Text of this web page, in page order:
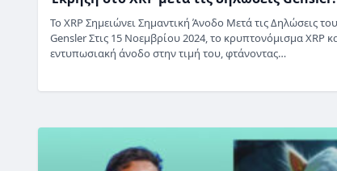
Το XRP Σημειώνει Σημαντική Άνοδο Μετά τις Δηλώσεις
Gensler Στις 15 Νοεμβρίου 2024, το κρυπτονόμισμα XRP
εντυπωσιακή άνοδο στην τιμή του, φτάνοντας…